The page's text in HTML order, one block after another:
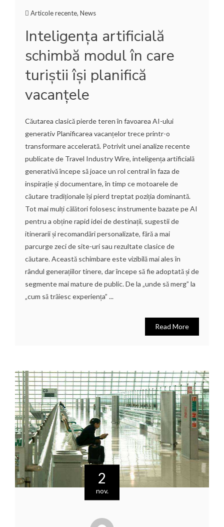
Articole recente, News
Inteligența artificială
schimbă modul în care
turiștii își planifică
vacanțele
Căutarea clasică pierde teren în favoarea AI-ului
generativ Planificarea vacanțelor trece printr-o
transformare accelerată. Potrivit unei analize recente
publicate de Travel Industry Wire, inteligența artificială
generativă începe să joace un rol central în faza de
inspirație și documentare, în timp ce motoarele de
căutare tradiționale își pierd treptat poziția dominantă.
Tot mai mulți călători folosesc instrumente bazate pe AI
pentru a obține rapid idei de destinații, sugestii de
itinerarii și recomandări personalizate, fără a mai
parcurge zeci de site-uri sau rezultate clasice de
căutare. Această schimbare este vizibilă mai ales în
rândul generațiilor tinere, dar începe să fie adoptată și de
segmente mai mature de public. De la „unde să merg” la
„cum să trăiesc experiența” ...
Read More
2
nov.